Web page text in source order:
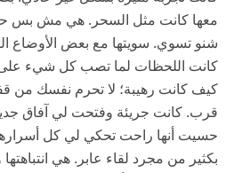
معها كانت مثل السحر. هي مش بس
شنو تسوي. سويتها مع بعض الأوضاع
كانت اللحظات لما تصب كل شيء
كيف كانت رهيبة؛ لا تحرم نفسك من
قرب. كانت جريئة وفتحت لي آفاق
حسيت أنها راحت تحكي لي كل أسرارها.
بكثير من مجرد لقاء عابر. هي انتباهتها